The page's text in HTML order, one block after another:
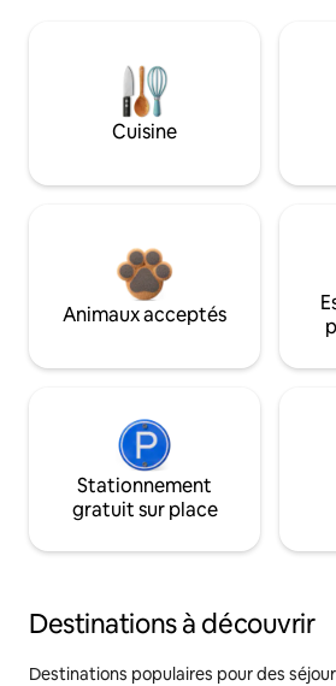
Cuisine
Animaux acceptés
Stationnement
gratuit sur place
Destinations à découvrir
Destinations populaires pour des